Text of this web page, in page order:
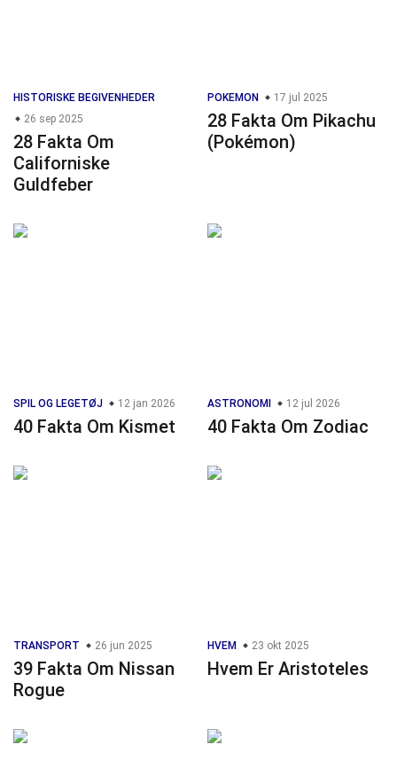
HISTORISKE BEGIVENHEDER
26 sep 2025
28 Fakta Om
Californiske
Guldfeber
POKEMON 17 jul 2025
28 Fakta Om Pikachu
(Pokémon)
SPIL OG LEGETØJ 12 jan 2026
40 Fakta Om Kismet
ASTRONOMI 12 jul 2026
40 Fakta Om Zodiac
TRANSPORT 26 jun 2025
39 Fakta Om Nissan
Rogue
HVEM 23 okt 2025
Hvem Er Aristoteles